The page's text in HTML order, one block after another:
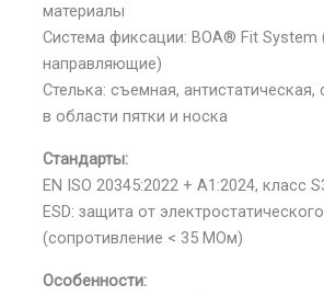
материалы
Система фиксации: BOA® Fit System
направляющие)
Стелька: съемная, антистатическая,
в области пятки и носка
Стандарты:
EN ISO 20345:2022 + A1:2024, класс
ESD: защита от
(сопротивление < 35 МОм)
Особенности: